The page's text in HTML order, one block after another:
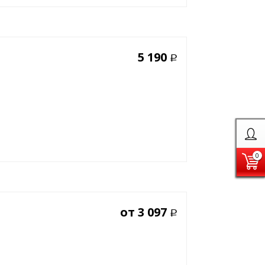
0
5 190 Р
от 3 097 Р